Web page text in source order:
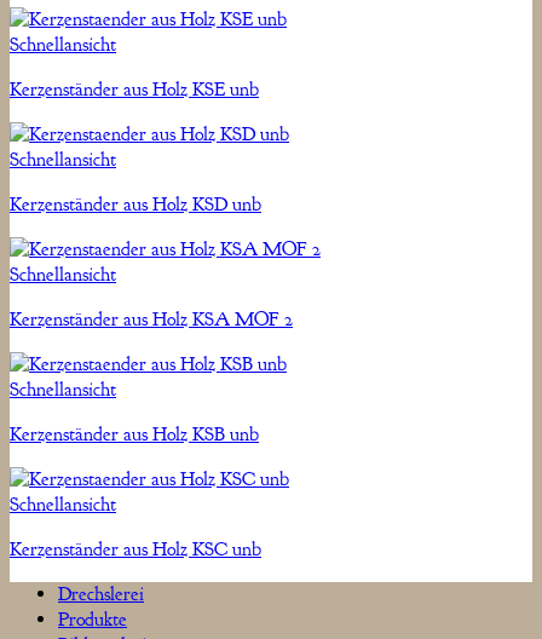
Schnellansicht
Kerzenständer aus Holz KSE unb
Schnellansicht
Kerzenständer aus Holz KSD unb
Schnellansicht
Kerzenständer aus Holz KSA MOF 2
Schnellansicht
Kerzenständer aus Holz KSB unb
Schnellansicht
Kerzenständer aus Holz KSC unb
Drechslerei
Produkte